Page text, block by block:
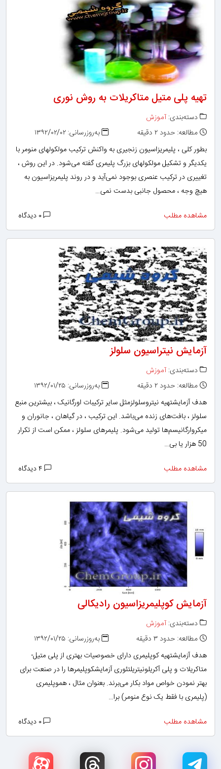
تهیه پلی متیل متاکریلات به روش نوری
دسته‌بندی: آموزش
مطالعه: حدود ۲ دقیقه
به‌روزرسانی: ۱۳۹۲/۰۲/۰۲
بطور کلی ، پلیمریزاسیون زنجیری به واکنش ترکیب مولکولهای منومر با
یکدیگر و تشکیل مولکولهای بزرگ پلیمری گفته می‌شود. در این روش ،
تغییری در ترکیب عنصری بوجود نمی‌آید و در روند پلیمریزاسیون به
هیچ وجه ، محصول جانبی بدست نمی…
مشاهده مطلب
آزمایش نیتراسیون سلولز
دسته‌بندی: آموزش
مطالعه: حدود ۲ دقیقه
به‌روزرسانی: ۱۳۹۲/۰۱/۲۵
هدف آزمایشتهیه نیتروسلولزمثل سایر ترکیبات اورگانیک ، بیشترین منبع
سلولز ، بافت‌های زنده می‌باشد. این ترکیب ، در گیاهان ، جانوران و
میکروارگانیسم‌ها تولید می‌شود. پلیمرهای سلولز ، ممکن است از تکرار
50 هزار یا بی…
مشاهده مطلب
آزمایش کوپلیمریزاسیون رادیکالی
دسته‌بندی: آموزش
مطالعه: حدود ۳ دقیقه
به‌روزرسانی: ۱۳۹۲/۰۱/۲۵
هدف آزمایشتهیه کوپلیمری دارای خصوصیات بهتری از پلی متیل-
متاکریلات و پلی آکریلونیتریلتئوری آزمایشکوپلیمرها را در صنعت برای
بهتر نمودن خواص مواد بکار می‌برند. بعنوان مثال ، هموپلیمری
(پلیمری با فقط یک نوع منومر) برا…
مشاهده مطلب